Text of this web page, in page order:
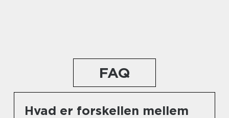
FAQ
Hvad er forskellen mellem